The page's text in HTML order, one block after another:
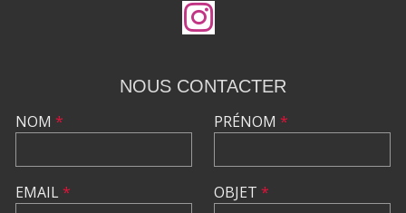
NOUS CONTACTER
NOM *
EMAIL*
PRÉNOM *
OBJET *